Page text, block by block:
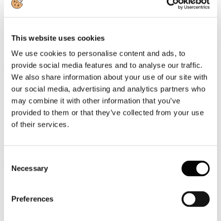
This website uses cookies
We use cookies to personalise content and ads, to
provide social media features and to analyse our traffic.
We also share information about your use of our site with
our social media, advertising and analytics partners who
may combine it with other information that you’ve
provided to them or that they’ve collected from your use
of their services.
Selection
Necessary
Preferences
Documenti
Strumenti, metodologie ed azioni per favorire ed accompagnare i
processi di networking: scarica tutte le presentazioni dei relatori
Leggi tutto...
Dicembre
2013
Astoi
ASTOI NewsOnLine - Periodo dal 9 al 13 dicembre 2013
2013
Associazione Italiana Confindustria Alberghi